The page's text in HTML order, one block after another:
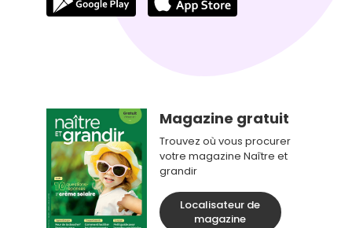
Magazine gratuit
Trouvez où vous procurer
votre magazine Naître et
grandir
Localisateur de
magazine